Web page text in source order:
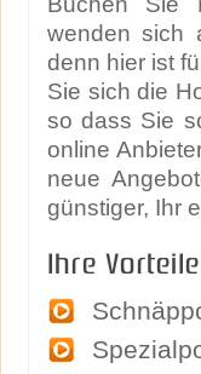
wenden sich
denn hier ist
Sie sich die
so dass Sie
online
neue
günstiger, Ihr
Ihre